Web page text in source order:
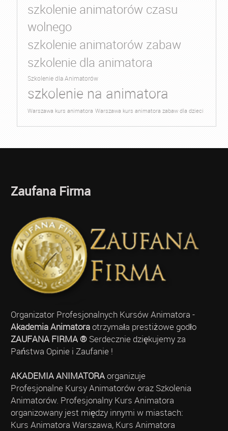
szkolenie animatorów czasu
wolnego
szkolenie animatorów zabaw
szkolenie dla animatora
Szkolenie dla Animatorów
szkolenie na animatora
Warszawa kurs animatora Warszawa kurs animatora zabaw dla dzieci
Zaufana Firma
Organizator Profesjonalnych Kursów Animatora -
Akademia Animatoraotrzymała prestiżowe godło
ZAUFANA FIRMA ®Serdecznie dziękujemy za
Państwa Opinie i Zaufanie !
AKADEMIA ANIMATORAorganizuje
Profesjonalne Kursy Animatorów oraz Szkolenia
Animatorów. Profesjonalny Kurs Animatora
organizowany jest między innymi w miastach:
Kurs Animatora Warszawa, Kurs Animatora